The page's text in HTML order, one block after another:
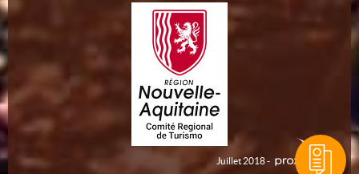
Juillet 2018 -